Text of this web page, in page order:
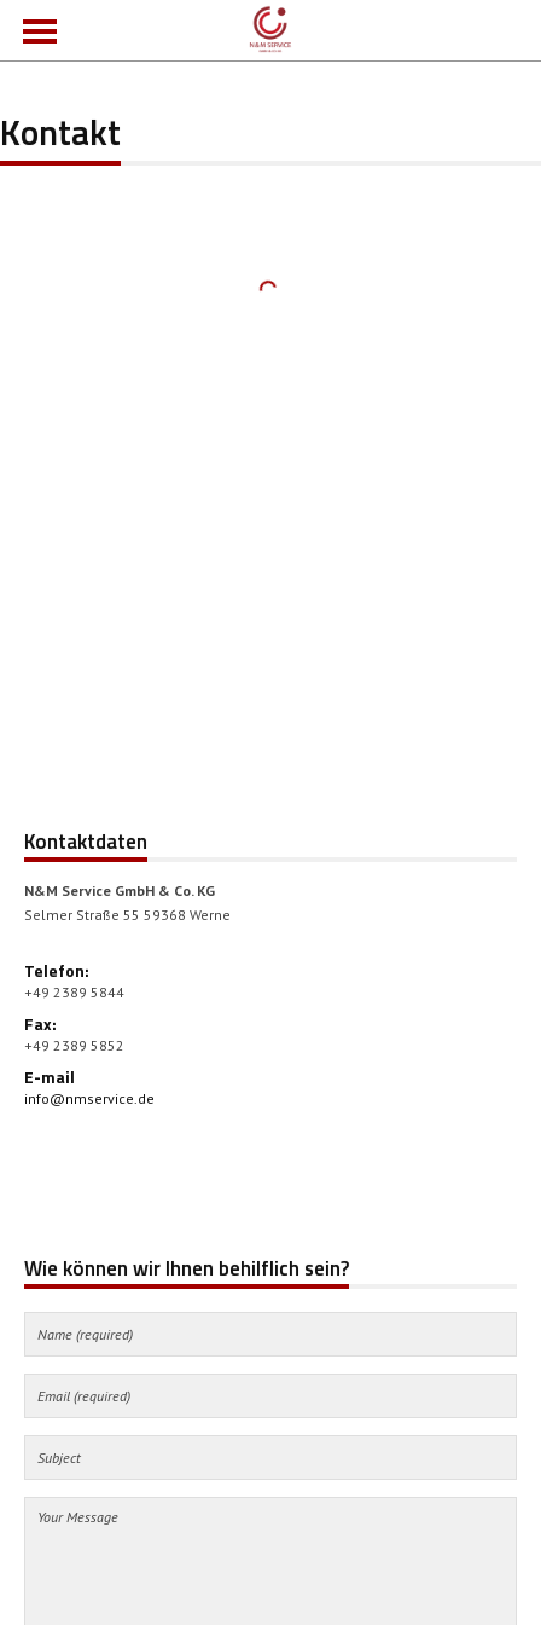
Kontakt
Kontaktdaten
N&M Service GmbH & Co. KG
Selmer Straße 55 59368 Werne
Telefon:
+49 2389 5844
Fax:
+49 2389 5852
E-mail
info@nmservice.de
Wie können wir Ihnen behilflich sein?